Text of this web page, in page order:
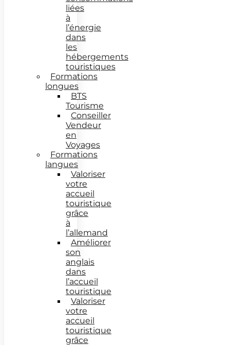
liées
à
l’énergie
dans
les
hébergements
touristiques
Formations
longues
BTS
Tourisme
Conseiller
Vendeur
en
Voyages
Formations
langues
Valoriser
votre
accueil
touristique
grâce
à
l’allemand
Améliorer
son
anglais
dans
l’accueil
touristique
Valoriser
votre
accueil
touristique
grâce